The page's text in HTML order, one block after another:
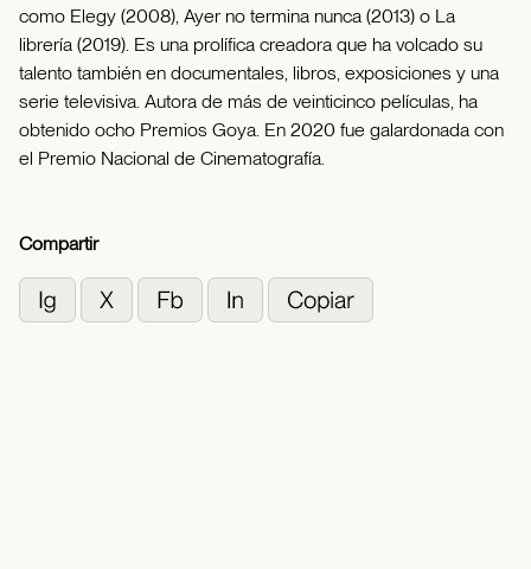
como Elegy (2008), Ayer no termina nunca (2013) o La
librería (2019). Es una prolífica creadora que ha volcado su
talento también en documentales, libros, exposiciones y una
serie televisiva. Autora de más de veinticinco películas, ha
obtenido ocho Premios Goya. En 2020 fue galardonada con
el Premio Nacional de Cinematografía.
Compartir